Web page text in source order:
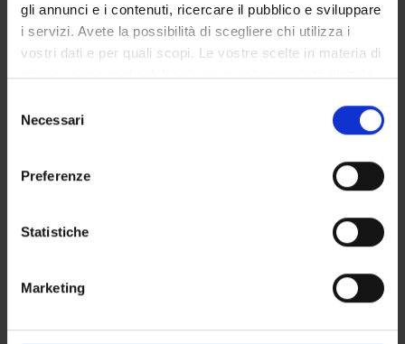
gli annunci e i contenuti, ricercare il pubblico e sviluppare
i servizi. Avete la possibilità di scegliere chi utilizza i
vostri dati e per quali scopi. Le vostre scelte in materia di
privacy sono applicabili solo su questa proprietà digitale
modificare o revocare il proprio consenso in qualsiasi
momento dalla Dichiarazione sui cookie o facendo clic
raccogliere informazioni sulla tua posizione
geografica, con un'approssimazione di qualche
Identificare il tuo dispositivo, scansionandolo
delNecessari
Preferenze
Statistiche
Marketing
SEZIONI
Malattie Infettive
GRUPPI DI RICERCA